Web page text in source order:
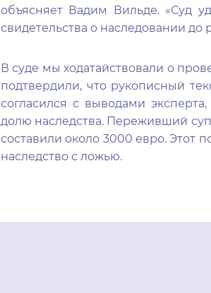
объясняет Вадим Вильде. «Суд
свидетельства о наследовании до
В суде мы ходатайствовали о
подтвердили, что рукописный
согласился с выводами
долю наследства. Переживший
составили около 3000 евро. Этот
наследство с ложью.